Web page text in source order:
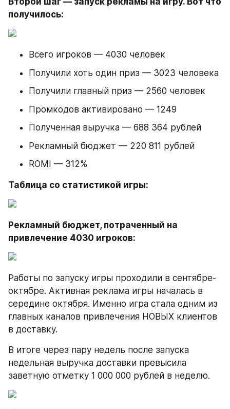
получилось:
Всего игроков — 4030 человек
Получили хоть один приз — 3023 человека
Получили главный приз — 2560 человек
Промкодов активировано — 1249
Полученная выручка — 688 364 рублей
Рекламный бюджет — 220 811 рублей
ROMI — 312%
Таблица со статистикой игры:
Рекламный бюджет, потраченный на
привлечение 4030 игроков:
Работы по запуску игры проходили в сентябре-
октябре. Активная реклама игры началась в
середине октября. Именно игра стала одним из
главных каналов привлечения НОВЫХ клиентов
в доставку.
В итоге через пару недель после запуска
недельная выручка доставки превысила
заветную отметку 1 000 000 рублей в неделю.